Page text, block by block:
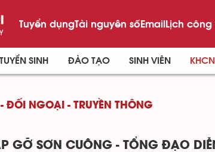
Tuyển dụngTài nguyên sốEmailLịch
TUYỂN SINH ĐÀO TẠO SINH VIÊN
ĐỐI NGOẠI - TRUYỀN THÔNG
GỠ SƠN CUÔNG - TỔNG ĐẠO